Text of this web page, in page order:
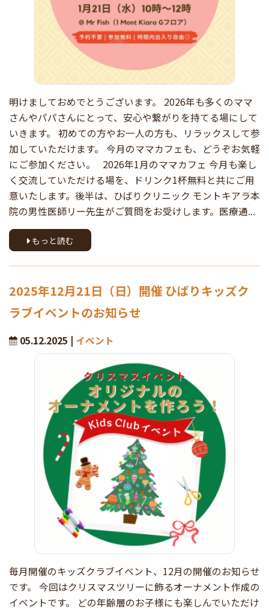
明けましておめでとうございます。 2026年も多くのママ
さんやパパさんにとって、安心や繋がりを持てる場にして
いきます。 初めての方やお一人の方も、リラックスして参
加していただけます。 今月のママカフェも、どうぞお気軽
にご参加ください。 2026年1月のママカフェ 今月も楽し
く交流していただける場を、ドリンク1杯無料と共にご用
意いたします。後半は、ひばりクリニック モントキアラ本
院の男性医師リー先生がご質問をお受けします。医療通...
もっと読む
2025年12月21日（日）開催 ひばりキッズク
ラブイベントのお知らせ
05.12.2025 | イベント
毎月開催のキッズクラブイベント、12月の開催のお知らせ
です。 今回はクリスマスツリーに飾るオーナメント作成の
イベントです。 どの年齢層のお子様にも楽しんでいただけ